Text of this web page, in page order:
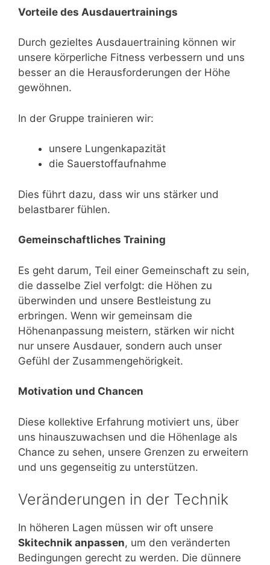
Vorteile des Ausdauertrainings
Durch gezieltes Ausdauertraining können wir
unsere körperliche Fitness verbessern und uns
besser an die Herausforderungen der Höhe
gewöhnen.
In der Gruppe trainieren wir:
unsere Lungenkapazität
die Sauerstoffaufnahme
Dies führt dazu, dass wir uns stärker und
belastbarer fühlen.
Gemeinschaftliches Training
Es geht darum, Teil einer Gemeinschaft zu sein,
die dasselbe Ziel verfolgt: die Höhen zu
überwinden und unsere Bestleistung zu
erbringen. Wenn wir gemeinsam die
Höhenanpassung meistern, stärken wir nicht
nur unsere Ausdauer, sondern auch unser
Gefühl der Zusammengehörigkeit.
Motivation und Chancen
Diese kollektive Erfahrung motiviert uns, über
uns hinauszuwachsen und die Höhenlage als
Chance zu sehen, unsere Grenzen zu erweitern
und uns gegenseitig zu unterstützen.
Veränderungen in der Technik
In höheren Lagen müssen wir oft unsere
Skitechnik anpassen, um den veränderten
Bedingungen gerecht zu werden. Die dünnere